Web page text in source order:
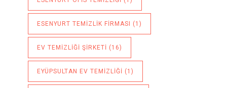
ESENYURT TEMIZLIK FIRMASI (1)
EV TEMIZLIĞI ŞIRKETI (16)
EYÜPSULTAN EV TEMIZLIĞI (1)